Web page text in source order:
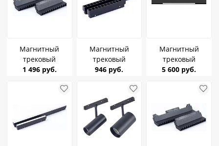
DSZ-B
Магнитный
трековый
светильник
1216 12W 4000K
1 496 руб.
Магнитный
трековый
светильник
1216 12W 4000K
DIM управляемый
946 руб.
Магнитный
трековый
светильник Arte
A4692PL-1BK 10W
6000K
5 600 руб.